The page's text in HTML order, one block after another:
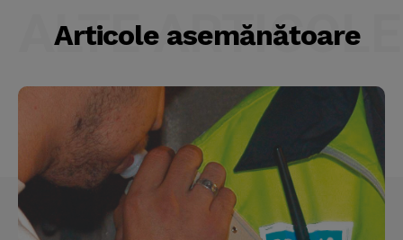
Articole asemănătoare
ALTE ARTICOLE